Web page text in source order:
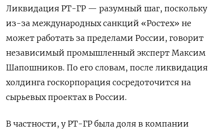
Ликвидация РТ-ГР — разумный шаг, поскольку
из-за международных санкций «Ростех» не
может работать за пределами России, говорит
независимый промышленный эксперт Максим
Шапошников. По его словам, после ликвидация
холдинга госкорпорация сосредоточится на
сырьевых проектах в России.
В частности, у РТ-ГР была доля в компании